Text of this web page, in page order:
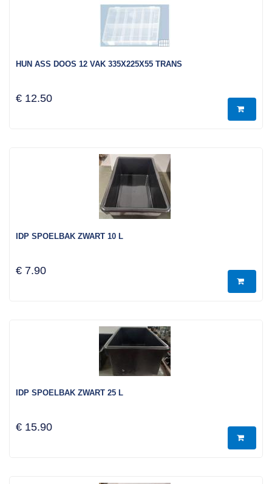
HUN ASS DOOS 12 VAK 335X225X55 TRANS
€ 12.50
IDP SPOELBAK ZWART 10 L
€ 7.90
IDP SPOELBAK ZWART 25 L
€ 15.90